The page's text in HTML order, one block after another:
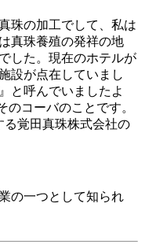
珠の加工でして、私は
真珠養殖の発祥の地
した。現在のホテルが
設が点在していまし
と呼んでいましたよ
のコーバのことです。
る覚田真珠株式会社の
の一つとして知られ